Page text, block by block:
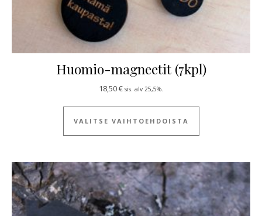
Huomio-magneetit (7kpl)
18,50€ sis. alv 25,5%.
VALITSE VAIHTOEHDOISTA
Tällä tuotteella